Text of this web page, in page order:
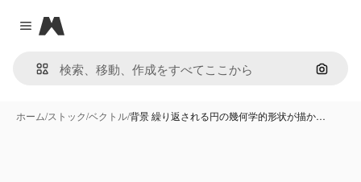
Close menu
Magnific
画像で
ホーム/ストック/ベクトル/背景 繰り返される円の幾何学的形状が描か…